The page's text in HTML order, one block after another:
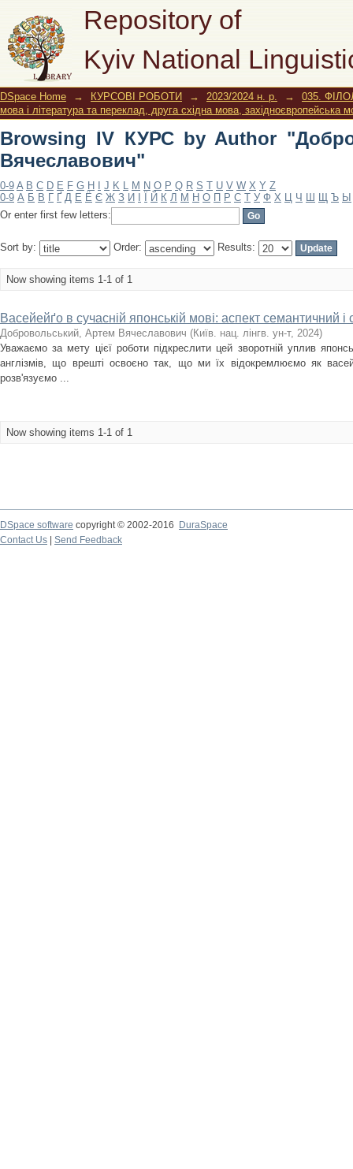
Repository of
Kyiv National
Browsing IV КУРС by Author
DSpace Home → КУРСОВІ РОБОТИ → 2023/2024 н. р. →
035.
мова і література та переклад, друга східна мова, західноєвропейська
Browsing IV КУРС by Author
Вячеславович"
0-9 A B C D E F G H J K L M N O P Q R S T U V W X Y Z
0-9 А Б В Г Ґ Д Е Ё Є Ж З И Й К Л М Н О П Р С Т У Ф Х Ц Ч Ш Щ Ъ Ы
Or enter first few letters:
Sort by: Order: Results:
Now showing items 1-1 of 1
Васейейґо в сучасній японській мові: аспект семантичний і
Добровольський, Артем Вячеславович (Київ. нац. лінгв. ун-т, 2024)
Уважаємо за мету цієї роботи підкреслити цей зворотній уплив
англізмів, що врешті освоєно так, що ми їх відокремлюємо як
розв'язуємо ...
Now showing items 1-1 of 1
DSpace software copyright © 2002-2016
DuraSpace
Contact Us
Send Feedback